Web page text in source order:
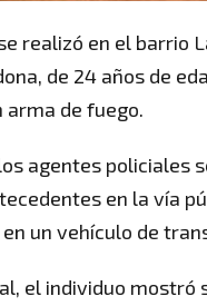
realizó en el barrio
de 24 años de
de fuego.
agentes
en la vía
un vehículo de
el individuo